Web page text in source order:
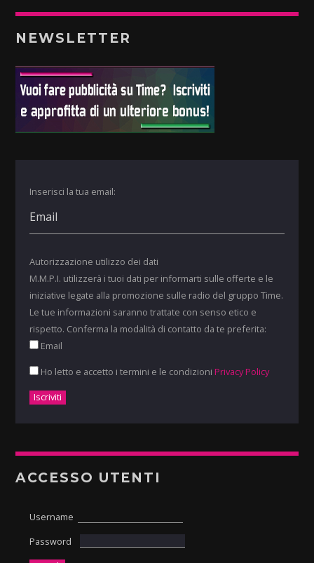
NEWSLETTER
Inserisci la tua email:
Autorizzazione utilizzo dei dati
M.M.P.I. utilizzerà i tuoi dati per informarti sulle offerte e le
iniziative legate alla promozione sulle radio del gruppo Time.
Le tue informazioni saranno trattate con senso etico e
rispetto. Conferma la modalità di contatto da te preferita:
Email
Ho letto e accetto i termini e le condizioni Privacy Policy
ACCESSO UTENTI
Username
Password